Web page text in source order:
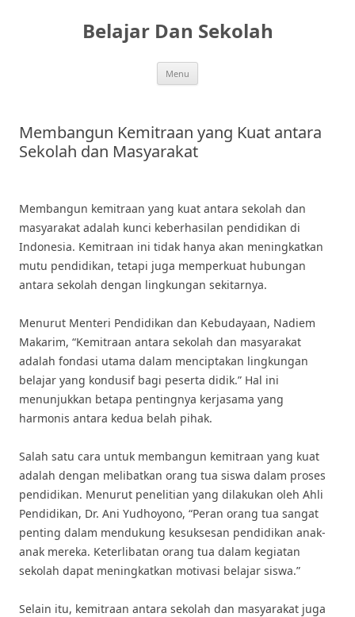
Belajar Dan Sekolah
Menu
Membangun Kemitraan yang Kuat antara
Sekolah dan Masyarakat
Membangun kemitraan yang kuat antara sekolah dan
masyarakat adalah kunci keberhasilan pendidikan di
Indonesia. Kemitraan ini tidak hanya akan meningkatkan
mutu pendidikan, tetapi juga memperkuat hubungan
antara sekolah dengan lingkungan sekitarnya.
Menurut Menteri Pendidikan dan Kebudayaan, Nadiem
Makarim, “Kemitraan antara sekolah dan masyarakat
adalah fondasi utama dalam menciptakan lingkungan
belajar yang kondusif bagi peserta didik.” Hal ini
menunjukkan betapa pentingnya kerjasama yang
harmonis antara kedua belah pihak.
Salah satu cara untuk membangun kemitraan yang kuat
adalah dengan melibatkan orang tua siswa dalam proses
pendidikan. Menurut penelitian yang dilakukan oleh Ahli
Pendidikan, Dr. Ani Yudhoyono, “Peran orang tua sangat
penting dalam mendukung kesuksesan pendidikan anak-
anak mereka. Keterlibatan orang tua dalam kegiatan
sekolah dapat meningkatkan motivasi belajar siswa.”
Selain itu, kemitraan antara sekolah dan masyarakat juga